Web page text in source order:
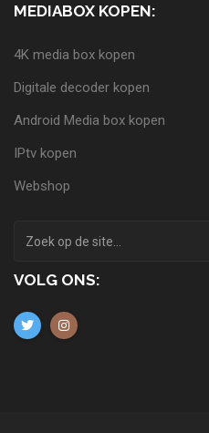
MEDIABOX KOPEN:
4K media box kopen
Digitale decoder kopen
Android Media box kopen
IPtv kopen
Webshop
VOLG ONS: